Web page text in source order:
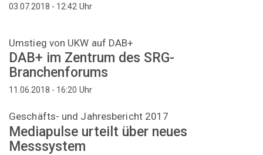
03.07.2018 - 12:42 Uhr
Umstieg von UKW auf DAB+
DAB+ im Zentrum des SRG-
Branchenforums
11.06.2018 - 16:20 Uhr
Geschäfts- und Jahresbericht 2017
Mediapulse urteilt über neues
Messsystem